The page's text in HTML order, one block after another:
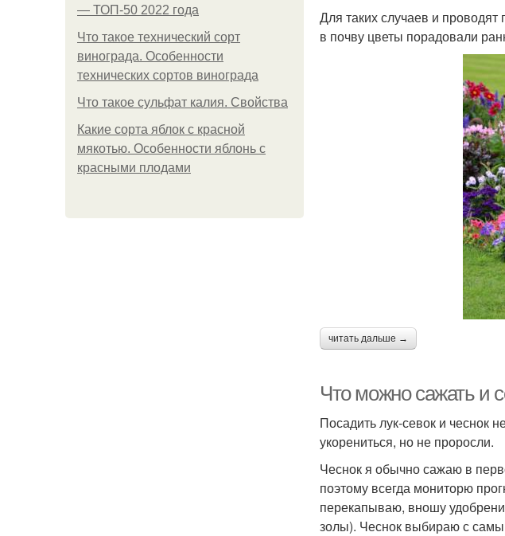
— ТОП-50 2022 года
Что такое технический сорт
винограда. Особенности
технических сортов винограда
Что такое сульфат калия. Свойства
Какие сорта яблок с красной
мякотью. Особенности яблонь с
красными плодами
Для таких случаев и
в почву цветы порадовали
читать дальше →
Что можно сажать и
Посадить лук-севок и чеснок
укорениться, но не проросли.
Чеснок я обычно сажаю в
поэтому всегда мониторю
перекапываю, вношу
золы). Чеснок выбираю с